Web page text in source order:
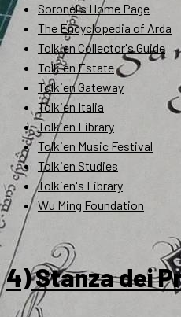
Soronel's Home Page
The Encyclopedia of Arda
Tolkien Collector's Guide
Tolkien Estate
Tolkien Gateway
Tolkien Italia
Tolkien Library
Tolkien Music Festival
Tolkien Studies
Tolkien's Library
Wu Ming Foundation
4) Stanza dei